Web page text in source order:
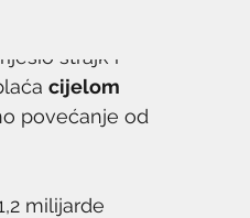
štrajk i
cijelom
povećanje od
milijarde